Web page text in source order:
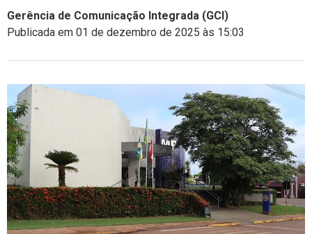
Gerência de Comunicação Integrada (GCI)
Publicada em 01 de dezembro de 2025 às 15:03